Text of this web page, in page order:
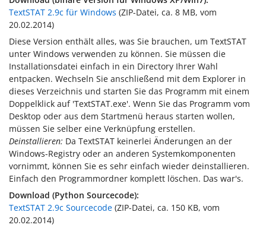
TextSTAT 2.9c für Windows (ZIP-Datei, ca. 8 MB, vom
20.02.2014)
Diese Version enthält alles, was Sie brauchen, um TextSTAT
unter Windows verwenden zu können. Sie müssen die
Installationsdatei einfach in ein Directory Ihrer Wahl
entpacken. Wechseln Sie anschließend mit dem Explorer in
dieses Verzeichnis und starten Sie das Programm mit einem
Doppelklick auf 'TextSTAT.exe'. Wenn Sie das Programm vom
Desktop oder aus dem Startmenü heraus starten wollen,
müssen Sie selber eine Verknüpfung erstellen.
Deinstallieren: Da TextSTAT keinerlei Änderungen an der
Windows-Registry oder an anderen Systemkomponenten
vornimmt, können Sie es sehr einfach wieder deinstallieren.
Einfach den Programmordner komplett löschen. Das war's.
Download (Python Sourcecode):
TextSTAT 2.9c Sourcecode (ZIP-Datei, ca. 150 KB, vom
20.02.2014)